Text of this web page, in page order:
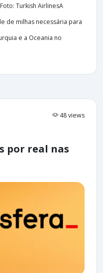
Turkish AirlinesA
de milhas necessária para
e a Oceania no
48 views
por real nas